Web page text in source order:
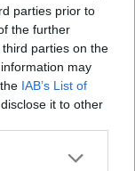
parties prior to
the further
parties on the
may
IAB’s List of
it to other
or more Google
o la
dannosi.
per il
aggiornato
riducono
In ultima
le chiavi